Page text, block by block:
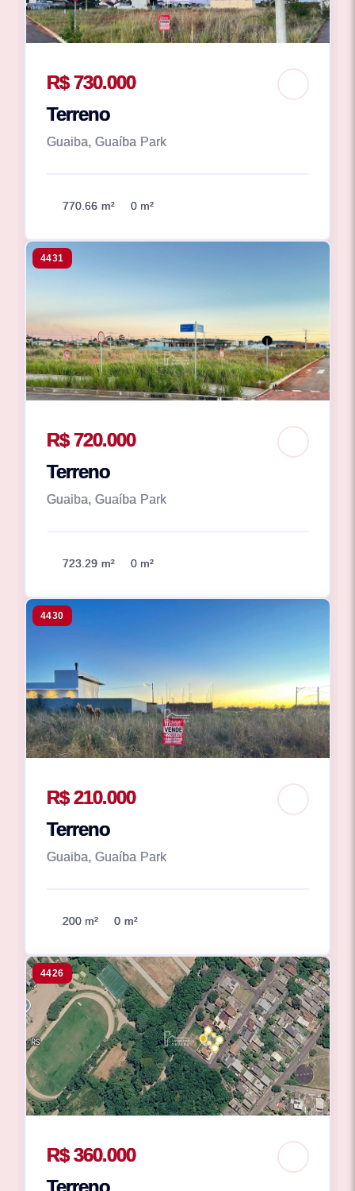
R$ 730.000
Terreno
Guaiba, Guaíba Park
770.66 m² 0 m²
4431
R$ 720.000
Terreno
Guaiba, Guaíba Park
723.29 m² 0 m²
4430
R$ 210.000
Terreno
Guaiba, Guaíba Park
200 m² 0 m²
4426
R$ 360.000